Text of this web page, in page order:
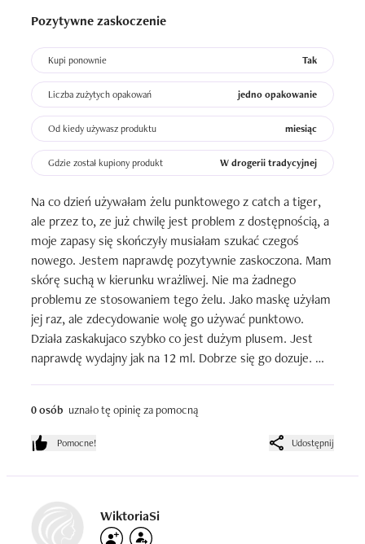
Pozytywne zaskoczenie
Kupi ponownie Tak
Liczba zużytych opakowań jedno opakowanie
Od kiedy używasz produktu miesiąc
Gdzie został kupiony produkt W drogerii tradycyjnej
Na co dzień używałam żelu punktowego z catch a tiger,
ale przez to, ze już chwilę jest problem z dostępnością, a
moje zapasy się skończyły musiałam szukać czegoś
nowego. Jestem naprawdę pozytywnie zaskoczona. Mam
skórę suchą w kierunku wrażliwej. Nie ma żadnego
problemu ze stosowaniem tego żelu. Jako maskę użyłam
jej raz, ale zdecydowanie wolę go używać punktowo.
Działa zaskakujaco szybko co jest dużym plusem. Jest
naprawdę wydajny jak na 12 ml. Dobrze się go dozuje.
0 osób uznało tę opinię za pomocną
Pomocne! Udostępnij
WiktoriaSi